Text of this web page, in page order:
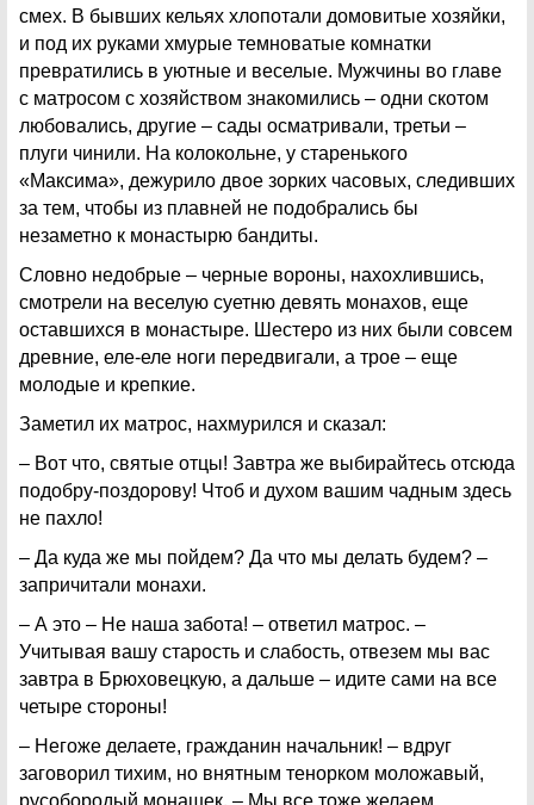
смех. В бывших кельях хлопотали домовитые хозяйки,
и под их руками хмурые темноватые комнатки
превратились в уютные и веселые. Мужчины во главе
с матросом с хозяйством знакомились – одни скотом
любовались, другие – сады осматривали, третьи –
плуги чинили. На колокольне, у старенького
«Максима», дежурило двое зорких часовых, следивших
за тем, чтобы из плавней не подобрались бы
незаметно к монастырю бандиты.
Словно недобрые – черные вороны, нахохлившись,
смотрели на веселую суетню девять монахов, еще
оставшихся в монастыре. Шестеро из них были совсем
древние, еле-еле ноги передвигали, а трое – еще
молодые и крепкие.
Заметил их матрос, нахмурился и сказал:
– Вот что, святые отцы! Завтра же выбирайтесь отсюда
подобру-поздорову! Чтоб и духом вашим чадным здесь
не пахло!
– Да куда же мы пойдем? Да что мы делать будем? –
запричитали монахи.
– А это – Не наша забота! – ответил матрос. –
Учитывая вашу старость и слабость, отвезем мы вас
завтра в Брюховецкую, а дальше – идите сами на все
четыре стороны!
– Негоже делаете, гражданин начальник! – вдруг
заговорил тихим, но внятным тенорком моложавый,
русобородый монашек. – Мы все тоже желаем